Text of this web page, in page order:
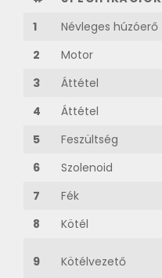
1
Névleges húzóerő
2
Motor
3
Áttétel
4
Áttétel
5
Feszültség
6
Szolenoid
7
Fék
8
Kötél
9 Kötélvezető